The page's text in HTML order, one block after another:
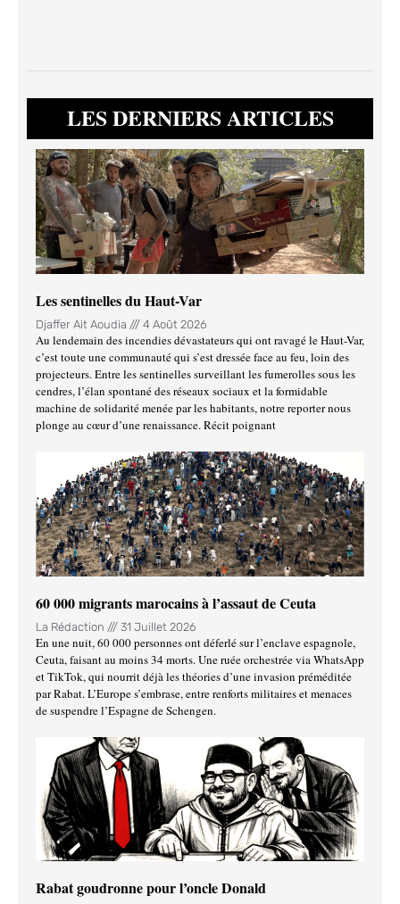
LES DERNIERS ARTICLES
Les sentinelles du Haut-Var
Djaffer Ait Aoudia 4 Août 2026
Au lendemain des incendies dévastateurs qui ont ravagé le Haut-Var,
c’est toute une communauté qui s’est dressée face au feu, loin des
projecteurs. Entre les sentinelles surveillant les fumerolles sous les
cendres, l’élan spontané des réseaux sociaux et la formidable
machine de solidarité menée par les habitants, notre reporter nous
plonge au cœur d’une renaissance. Récit poignant
60 000 migrants marocains à l’assaut de Ceuta
La Rédaction 31 Juillet 2026
En une nuit, 60 000 personnes ont déferlé sur l’enclave espagnole,
Ceuta, faisant au moins 34 morts. Une ruée orchestrée via WhatsApp
et TikTok, qui nourrit déjà les théories d’une invasion préméditée
par Rabat. L’Europe s’embrase, entre renforts militaires et menaces
de suspendre l’Espagne de Schengen.
Rabat goudronne pour l’oncle Donald